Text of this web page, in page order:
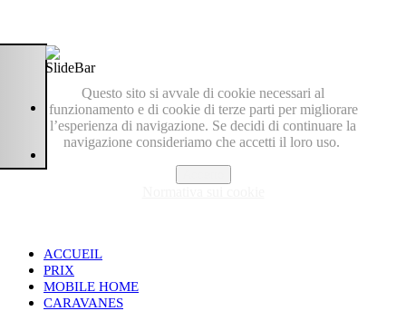
Questo sito si avvale di cookie necessari al
funzionamento e di cookie di terze parti per migliorare
l’esperienza di navigazione. Se decidi di continuare la
navigazione consideriamo che accetti il loro uso.
ACCUEIL
PRIX
MOBILE HOME
CARAVANES